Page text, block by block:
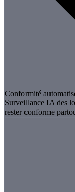
Conformité
Surveillance IA des
rester conforme